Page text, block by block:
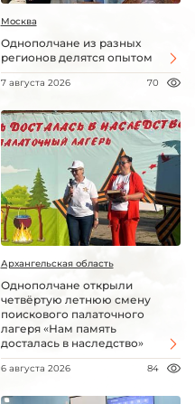
Москва
Однополчане из разных
регионов делятся опытом
7 августа 2026 70
Архангельская область
Однополчане открыли
четвёртую летнюю смену
поискового палаточного
лагеря «Нам память
досталась в наследство»
6 августа 2026 84